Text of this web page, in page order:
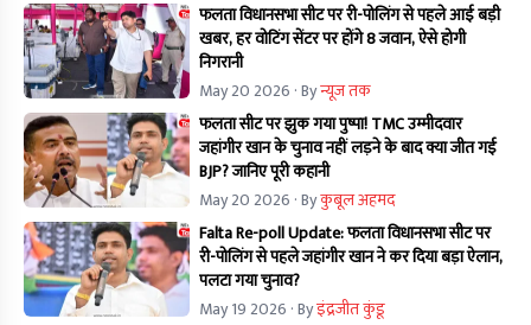
फलता विधानसभा सीट पर री-पोलिंग से पहले आई बड़ी
खबर, हर वोटिंग सेंटर पर होंगे 8 जवान, ऐसे होगी
निगरानी
May 20 2026 · Byन्यूज तक
फलता सीट पर झुक गया पुष्पा! TMC उम्मीदवार
जहांगीर खान के चुनाव नहीं लड़ने के बाद क्या जीत गई
BJP? जानिए पूरी कहानी
May 20 2026 · Byकुबूल अहमद
Falta Re-poll Update: फलता विधानसभा सीट पर
री-पोलिंग से पहले जहांगीर खान ने कर दिया बड़ा ऐलान,
पलटा गया चुनाव?
May 19 2026 · Byइंद्रजीत कुंडू